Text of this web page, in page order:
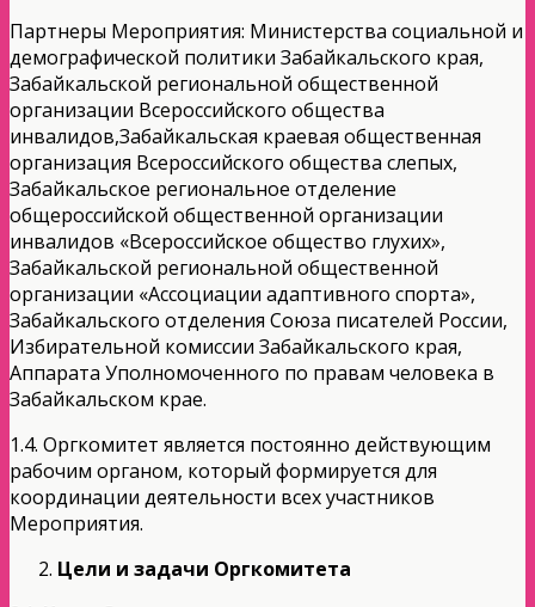
Партнеры Мероприятия: Министерства социальной и
демографической политики Забайкальского края,
Забайкальской региональной общественной
организации Всероссийского общества
инвалидов,Забайкальская краевая общественная
организация Всероссийского общества слепых,
Забайкальское региональное отделение
общероссийской общественной организации
инвалидов «Всероссийское общество глухих»,
Забайкальской региональной общественной
организации «Ассоциации адаптивного спорта»,
Забайкальского отделения Союза писателей России,
Избирательной комиссии Забайкальского края,
Аппарата Уполномоченного по правам человека в
Забайкальском крае.
1.4. Оргкомитет является постоянно действующим
рабочим органом, который формируется для
координации деятельности всех участников
Мероприятия.
Цели и задачи Оргкомитета